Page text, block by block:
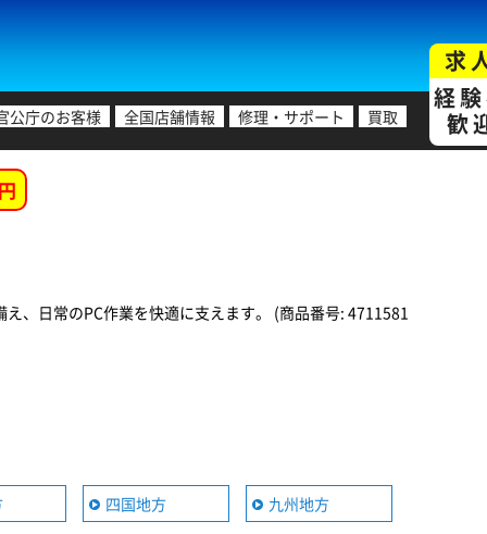
公庁のお客様 全国店舗情報 修理・サポート 買取
求
経
歓
、日常のPC作業を快適に支えます。 (商品番号: 4711581
四国地方 九州地方